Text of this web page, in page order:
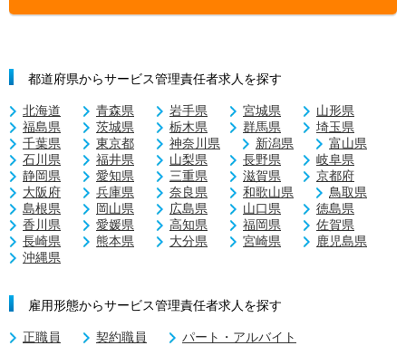
都道府県からサービス管理責任者求人を探す
北海道 青森県 岩手県 宮城県
山形県
福島県
茨城県 栃木県 群馬県
埼玉県
千葉県
東京都 神奈川県 新潟県
富山県
石川県
福井県 山梨県 長野県
岐阜県
静岡県
愛知県 三重県 滋賀県
京都府
大阪府
兵庫県 奈良県 和歌山県
鳥取県
島根県
岡山県 広島県 山口県
徳島県
香川県
愛媛県 高知県 福岡県
佐賀県
長崎県
熊本県 大分県 宮崎県
鹿児島県
沖縄県
雇用形態からサービス管理責任者求人を探す
正職員 契約職員
パート・アルバイト